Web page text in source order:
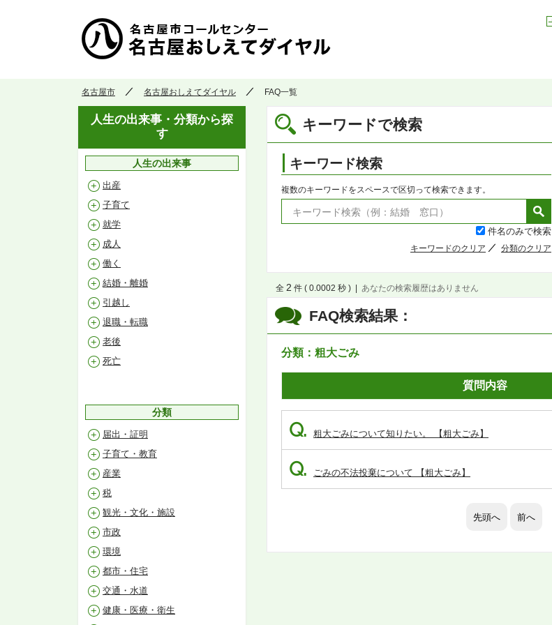
名古屋市 名古屋おしえてダイヤル FAQ一覧
キーワードで検索
キーワード検索
複数のキーワードをスペースで区切って検索できます。
件名のみで検索
キーワードのクリア 分類のクリア
FAQ検索結果：
分類：粗大ごみ
全 2 件 ( 0.0002 秒 ) あなたの検索履歴はありません
質問内容
Q. 粗大ごみについて知りたい。 【粗大ごみ】
Q. ごみの不法投棄について 【粗大ごみ】
先頭へ 前へ
人生の出来事・分類から探
す
人生の出来事
出産
子育て
就学
成人
働く
結婚・離婚
引越し
退職・転職
老後
死亡
分類
届出・証明
子育て・教育
産業
税
観光・文化・施設
市政
環境
都市・住宅
交通・水道
健康・医療・衛生